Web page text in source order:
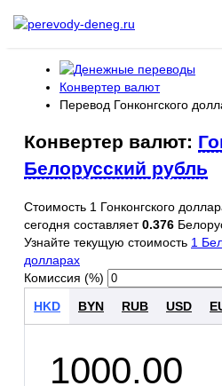
Конвертер валют
Перевод Гонконгского
Конвертер валют:
Белорусский рубль
Стоимость 1 Гонконгского
сегодня составляет0.376
Узнайте текущую стоимость 1
долларах
Комиссия (%)
HKD
BYN RUB USD